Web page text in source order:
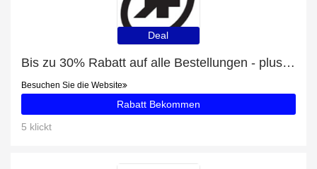
Deal
Bis zu 30% Rabatt auf alle Bestellungen - plus SS.capeepicXCJersey_evo7 Lady mit 18% Rabatt
Besuchen Sie die Website
Rabatt Bekommen
5 klickt